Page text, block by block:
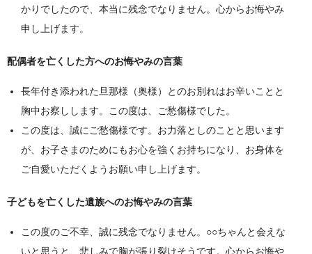
かりでしたので、本当に残念でなりません。心からお悔やみ
申し上げます。
配偶者を亡くした方へのお悔やみの言葉
長年付き添われた旦那様（奥様）とのお別れはお辛いことと
胸中お察しします。この度は、ご愁傷様でした。
この度は、誠にご愁傷様です。お力落としのことと思います
が、お子さまのためにもお心を強くお持ちになり、お身体を
ご自愛いただくようお願い申し上げます。
子どもを亡くした遺族へのお悔やみの言葉
この度のご不幸、誠に残念でなりません。○○ちゃんと会えな
いと思うと、悲しみで胸が張り裂けそうです。心からお悔や